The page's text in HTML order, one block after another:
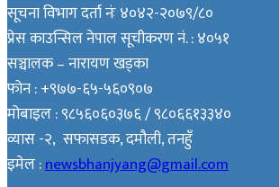
सूचना विभाग दर्ता नंः ४०४२-२०७९/८०
प्रेस काउन्सिल नेपाल सूचीकरण नं. : ४०५१
सञ्चालक – नारायण खड्का
फोन : +९७७-६५-५६०९०७
मोबाइल : ९८५६०६०३७६ / ९८०६६१३३४०
व्यास -२, सफासडक, दमौली, तनहुँ
इमेल :newsbhanjyang@gmail.com